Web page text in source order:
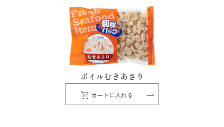
ボイルむきあさり
カートに入れる